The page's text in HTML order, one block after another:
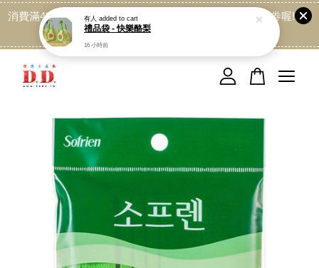
消費滿499免運喔, 記得加LINE:@dede168 領取專屬折扣券喔!
點我
您的購物車目前還是空的。
有人added to cart
16 小時前